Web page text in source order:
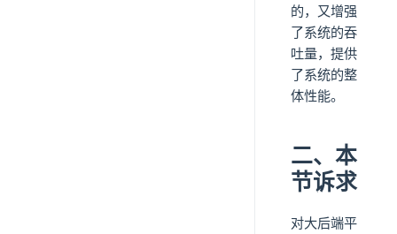
的，又增强
了系统的吞
吐量，提供
了系统的整
体性能。
二、本
节诉求
对大后端平